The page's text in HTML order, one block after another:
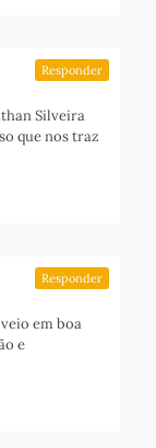
Silveira
que nos traz
Responder
em boa
e
Responder